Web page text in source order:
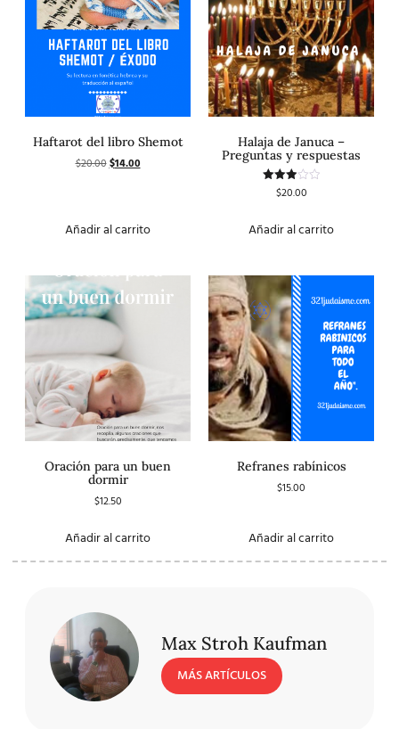
Haftarot del libro Shemot
$20.00$14.00
Añadir al carrito
Halaja de Januca –
Preguntas y respuestas
Valorado
de 5
$20.00
Añadir al carrito
Oración para un buen
dormir
$12.50
Añadir al carrito
Refranes rabínicos
$15.00
Añadir al carrito
Max Stroh Kaufman
MÁS ARTÍCULOS